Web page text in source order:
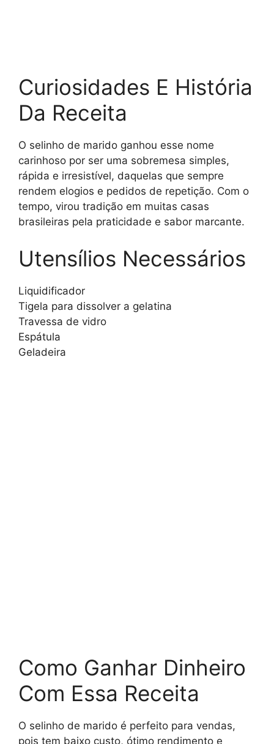
Curiosidades E História
Da Receita
O selinho de marido ganhou esse nome
carinhoso por ser uma sobremesa simples,
rápida e irresistível, daquelas que sempre
rendem elogios e pedidos de repetição. Com o
tempo, virou tradição em muitas casas
brasileiras pela praticidade e sabor marcante.
Utensílios Necessários
Liquidificador
Tigela para dissolver a gelatina
Travessa de vidro
Espátula
Geladeira
Como Ganhar Dinheiro
Com Essa Receita
O selinho de marido é perfeito para vendas,
pois tem baixo custo, ótimo rendimento e